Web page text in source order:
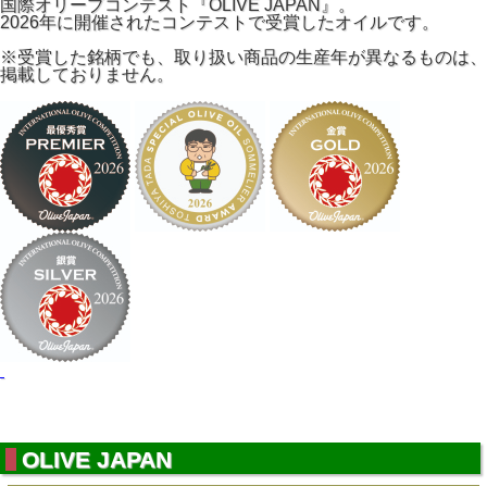
国際オリーブコンテスト『OLIVE JAPAN』。
2026年に開催されたコンテストで受賞したオイルです。
※受賞した銘柄でも、取り扱い商品の生産年が異なるものは、
掲載しておりません。
OLIVE JAPAN